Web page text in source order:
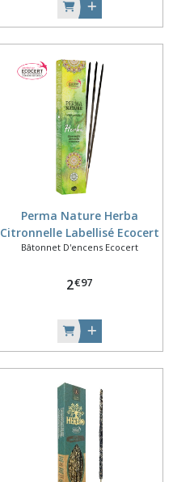
Perma Nature Herba
Citronnelle Labellisé Ecocert
15g
Bâtonnet D'encens Ecocert
2€97